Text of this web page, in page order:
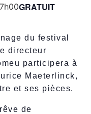
GRATUIT
du festival
directeur
participera à
Maeterlinck,
et ses pièces.
de